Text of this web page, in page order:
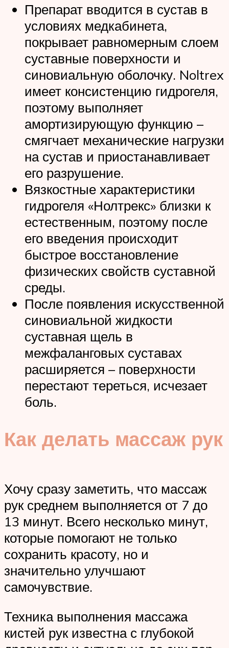
Препарат вводится в сустав в
условиях медкабинета,
покрывает равномерным слоем
суставные поверхности и
синовиальную оболочку. Noltrex
имеет консистенцию гидрогеля,
поэтому выполняет
амортизирующую функцию –
смягчает механические нагрузки
на сустав и приостанавливает
его разрушение.
Вязкостные характеристики
гидрогеля «Нолтрекс» близки к
естественным, поэтому после
его введения происходит
быстрое восстановление
физических свойств суставной
среды.
После появления искусственной
синовиальной жидкости
суставная щель в
межфаланговых суставах
расширяется – поверхности
перестают тереться, исчезает
боль.
Как делать массаж рук
Хочу сразу заметить, что массаж
рук среднем выполняется от 7 до
13 минут. Всего несколько минут,
которые помогают не только
сохранить красоту, но и
значительно улучшают
самочувствие.
Техника выполнения массажа
кистей рук известна с глубокой